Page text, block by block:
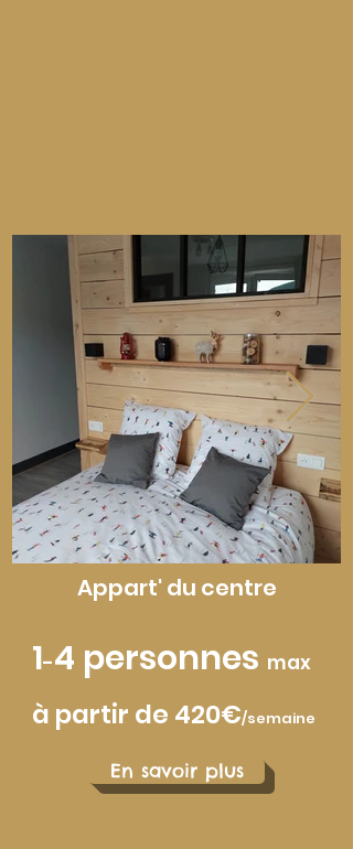
Appart' du centre
1-4 personnes max
à partir de 420€/semaine
En savoir plus